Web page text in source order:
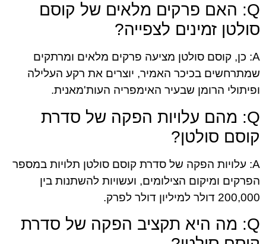
Q: האם פרקים מלאים של קוסם
סולטן זמינים לצפייה?
A: כן, קוסם סולטן מציעה פרקים מלאים ומרתקים
שמתרחשים בכיכר האמיר, יוצרים את רקע העלילה
ופיתולי הרומן שבעיר האימפריה העות'מאנית.
Q: מהם עלויות הפקה של סדרת
קוסם סולטן?
A: עלויות הפקה של סדרת קוסם סולטן תלויות במספר
הפרקים ומיקום הצילומים, ועשויות להשתנות בין
200,000 דולר למיליון דולר לפרק.
Q: מה היא תקציב הפקה של סדרת